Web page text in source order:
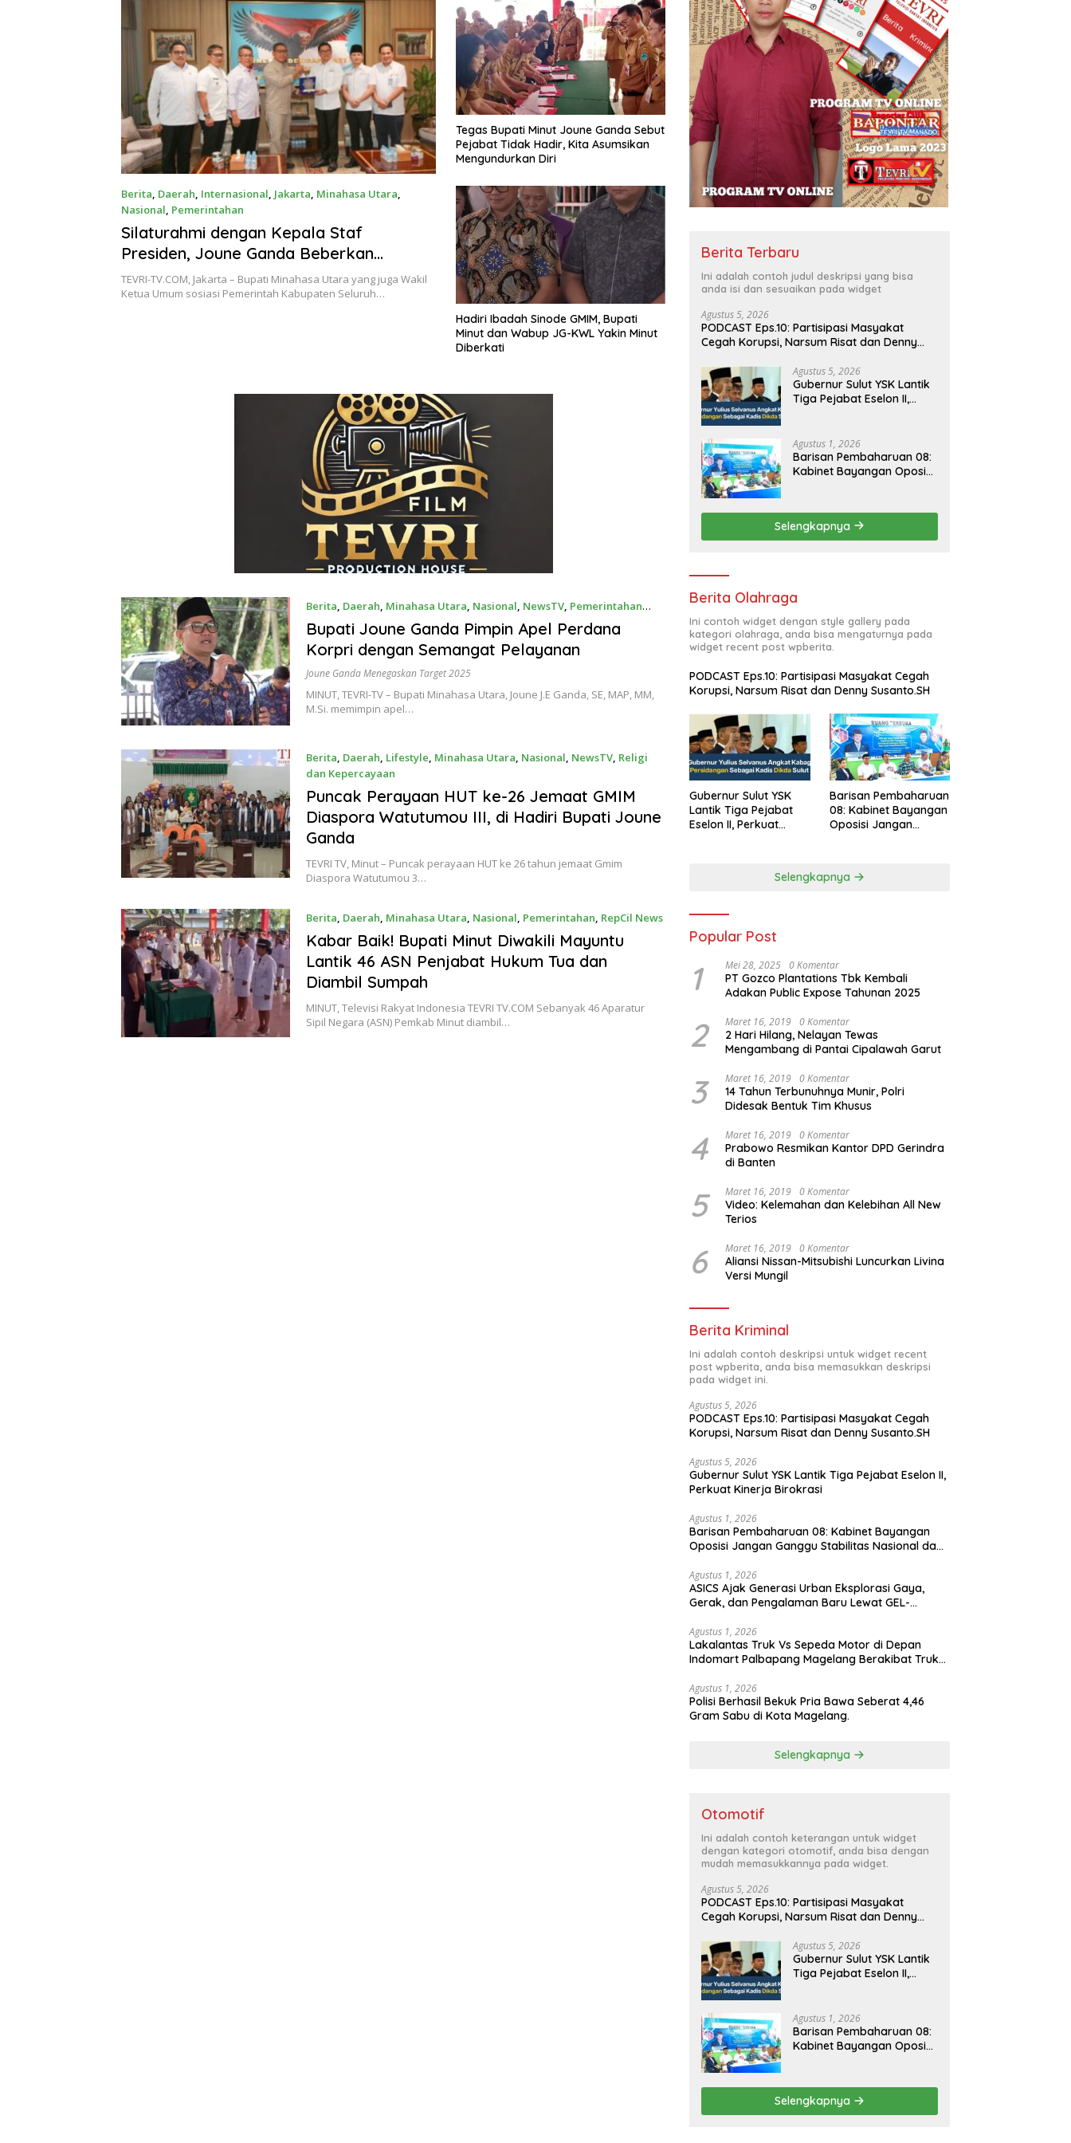
Berita, Daerah, Internasional, Jakarta, Minahasa Utara,
Nasional, Pemerintahan
Mei 22, 2025
Silaturahmi dengan Kepala Staf
Presiden, Joune Ganda Beberkan
Kesiapan Munas VI APKASI di Minahasa
Utara
TEVRI-TV.COM, Jakarta – Bupati Minahasa Utara yang juga Wakil
Ketua Umum sosiasi Pemerintah Kabupaten Seluruh…
Tegas Bupati Minut Joune Ganda Sebut
Pejabat Tidak Hadir, Kita Asumsikan
Mengundurkan Diri
Hadiri Ibadah Sinode GMIM, Bupati
Minut dan Wabup JG-KWL Yakin Minut
Diberkati
Berita, Daerah, Minahasa Utara, Nasional, NewsTV, Pemerintahan
Januari 17, 2025
Bupati Joune Ganda Pimpin Apel Perdana
Korpri dengan Semangat Pelayanan
Joune Ganda Menegaskan Target 2025
MINUT, TEVRI-TV – Bupati Minahasa Utara, Joune J.E Ganda, SE, MAP, MM,
M.Si. memimpin apel…
Berita, Daerah, Lifestyle, Minahasa Utara, Nasional, NewsTV, Religi
dan Kepercayaan
September 8, 2024
Puncak Perayaan HUT ke-26 Jemaat GMIM
Diaspora Watutumou III, di Hadiri Bupati Joune
Ganda
TEVRI TV, Minut – Puncak perayaan HUT ke 26 tahun jemaat Gmim
Diaspora Watutumou 3…
Berita, Daerah, Minahasa Utara, Nasional, Pemerintahan, RepCil News
Mei 22, 2024
Kabar Baik! Bupati Minut Diwakili Mayuntu
Lantik 46 ASN Penjabat Hukum Tua dan
Diambil Sumpah
MINUT, Televisi Rakyat Indonesia TEVRI TV.COM Sebanyak 46 Aparatur
Sipil Negara (ASN) Pemkab Minut diambil…
Berita Terbaru
Ini adalah contoh judul deskripsi yang bisa
anda isi dan sesuaikan pada widget
Agustus 5, 2026
PODCAST Eps.10: Partisipasi Masyakat
Cegah Korupsi, Narsum Risat dan Denny
Agustus 5, 2026
Gubernur Sulut YSK Lantik
Tiga Pejabat Eselon II,
Agustus 1, 2026
Barisan Pembaharuan 08:
Kabinet Bayangan Oposisi
Asta Cita Prabowo-Gibran
Selengkapnya
Berita Olahraga
Ini contoh widget dengan style gallery pada
kategori olahraga, anda bisa mengaturnya pada
widget recent post wpberita.
PODCAST Eps.10: Partisipasi Masyakat Cegah
Korupsi, Narsum Risat dan Denny Susanto.SH
Gubernur Sulut YSK
Lantik Tiga Pejabat
Eselon II, Perkuat
Barisan Pembaharuan
08: Kabinet Bayangan
Oposisi Jangan
Prabowo-Gibran
Selengkapnya
Popular Post
1 Mei 28, 2025 0 Komentar
PT Gozco Plantations Tbk Kembali
Adakan Public Expose Tahunan 2025
2 Maret 16, 2019 0 Komentar
2 Hari Hilang, Nelayan Tewas
Mengambang di Pantai Cipalawah Garut
3 Maret 16, 2019 0 Komentar
14 Tahun Terbunuhnya Munir, Polri
Didesak Bentuk Tim Khusus
4 Maret 16, 2019 0 Komentar
Prabowo Resmikan Kantor DPD Gerindra
di Banten
5 Maret 16, 2019 0 Komentar
Video: Kelemahan dan Kelebihan All New
Terios
6 Maret 16, 2019 0 Komentar
Aliansi Nissan-Mitsubishi Luncurkan Livina
Versi Mungil
Berita Kriminal
Ini adalah contoh deskripsi untuk widget recent
post wpberita, anda bisa memasukkan deskripsi
pada widget ini.
Agustus 5, 2026
PODCAST Eps.10: Partisipasi Masyakat Cegah
Korupsi, Narsum Risat dan Denny Susanto.SH
Agustus 5, 2026
Gubernur Sulut YSK Lantik Tiga Pejabat Eselon II,
Perkuat Kinerja Birokrasi
Agustus 1, 2026
Barisan Pembaharuan 08: Kabinet Bayangan
Oposisi Jangan Ganggu Stabilitas Nasional dan
Agustus 1, 2026
ASICS Ajak Generasi Urban Eksplorasi Gaya,
Gerak, dan Pengalaman Baru Lewat GEL-
Agustus 1, 2026
Lakalantas Truk Vs Sepeda Motor di Depan
Indomart Palbapang Magelang Berakibat Truk
Agustus 1, 2026
Polisi Berhasil Bekuk Pria Bawa Seberat 4,46
Gram Sabu di Kota Magelang.
Selengkapnya
Otomotif
Ini adalah contoh keterangan untuk widget
dengan kategori otomotif, anda bisa dengan
mudah memasukkannya pada widget.
Agustus 5, 2026
PODCAST Eps.10: Partisipasi Masyakat
Cegah Korupsi, Narsum Risat dan Denny
Agustus 5, 2026
Gubernur Sulut YSK Lantik
Tiga Pejabat Eselon II,
Agustus 1, 2026
Barisan Pembaharuan 08:
Kabinet Bayangan Oposisi
Asta Cita Prabowo-Gibran
Selengkapnya